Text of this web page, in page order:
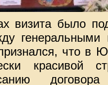
было
генеральными
что в
красивой